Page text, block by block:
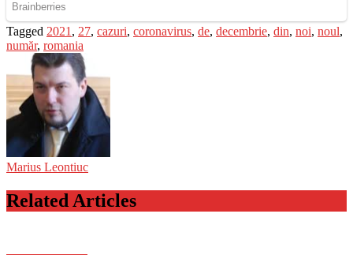
Tagged 2021, 27, cazuri, coronavirus, de, decembrie, din, noi, noul,
număr, romania
Marius Leontiuc
Related Articles